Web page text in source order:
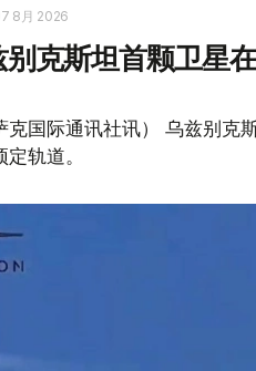
8月 2026
别克斯坦首颗卫星
克国际通讯社讯） 乌兹别
轨道。